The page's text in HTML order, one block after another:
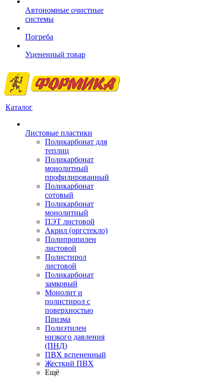
Автономные очистные
системы
Погреба
Уцененный товар
Каталог
Листовые пластики
Поликарбонат для
теплиц
Поликарбонат
монолитный
профилированный
Поликарбонат
сотовый
Поликарбонат
монолитный
ПЭТ листовой
Акрил (оргстекло)
Полипропилен
листовой
Полистирол
листовой
Поликарбонат
замковый
Монолит и
полистирол с
поверхностью
Призма
Полиэтилен
низкого давления
(ПНД)
ПВХ вспененный
Жесткий ПВХ
Ещё